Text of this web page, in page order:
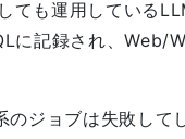
ても運用している
に記録され、Web/
ジョブは失敗して